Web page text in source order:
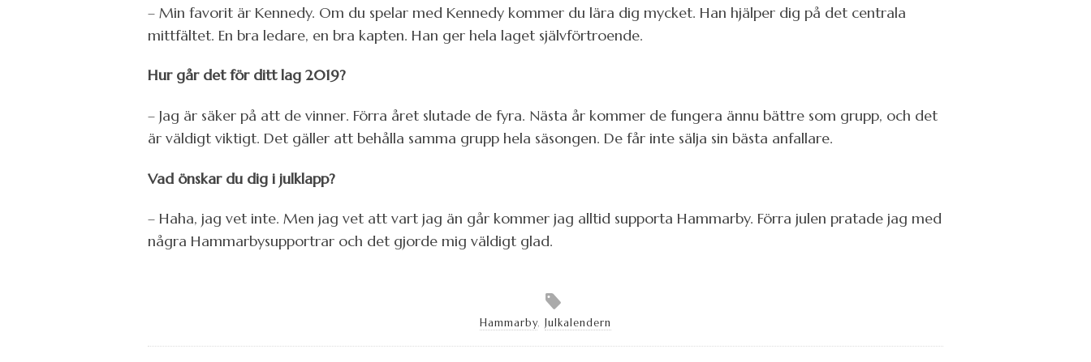
– Min favorit är Kennedy. Om du spelar med Kennedy kommer du lära dig mycket. Han hjälper dig på det centrala
mittfältet. En bra ledare, en bra kapten. Han ger hela laget självförtroende.
Hur går det för ditt lag 2019?
– Jag är säker på att de vinner. Förra året slutade de fyra. Nästa år kommer de fungera ännu bättre som grupp, och det
är väldigt viktigt. Det gäller att behålla samma grupp hela säsongen. De får inte sälja sin bästa anfallare.
Vad önskar du dig i julklapp?
– Haha, jag vet inte. Men jag vet att vart jag än går kommer jag alltid supporta Hammarby. Förra julen pratade jag med
några Hammarbysupportrar och det gjorde mig väldigt glad.
Hammarby, Julkalendern